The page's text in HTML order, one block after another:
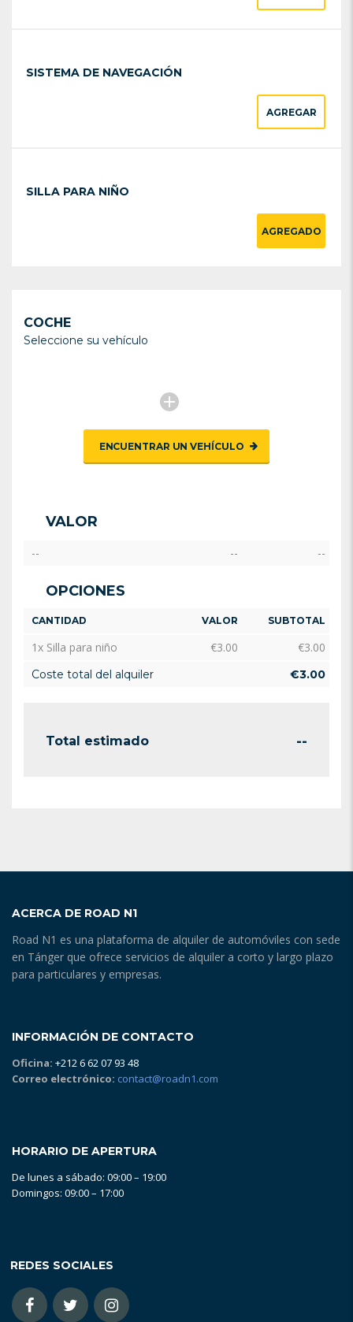
SISTEMA DE NAVEGACIÓN
AGREGAR
SILLA PARA NIÑO
AGREGADO
COCHE
Seleccione su vehículo
ENCUENTRAR UN VEHÍCULO
VALOR
-- -- --
OPCIONES
CANTIDAD VALOR SUBTOTAL
1x Silla para niño €3.00 €3.00
Coste total del alquiler €3.00
Total estimado --
ACERCA DE ROAD N1
Road N1 es una plataforma de alquiler de automóviles con sede
en Tánger que ofrece servicios de alquiler a corto y largo plazo
para particulares y empresas.
INFORMACIÓN DE CONTACTO
Oficina: +212 6 62 07 93 48
Correo electrónico: contact@roadn1.com
HORARIO DE APERTURA
De lunes a sábado: 09:00 – 19:00
Domingos: 09:00 – 17:00
REDES SOCIALES